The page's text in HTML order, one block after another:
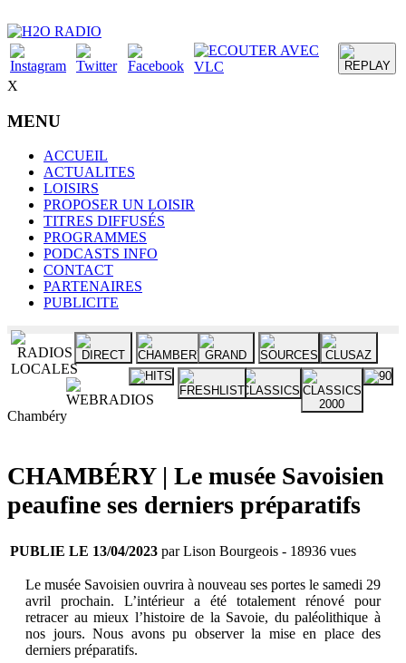
X
MENU
ACCUEIL
ACTUALITES
LOISIRS
PROPOSER UN LOISIR
TITRES DIFFUSÉS
PROGRAMMES
PODCASTS INFO
CONTACT
PARTENAIRES
PUBLICITE
Chambéry
CHAMBÉRY | Le musée Savoisien
peaufine ses derniers préparatifs
PUBLIE LE 13/04/2023 par Lison Bourgeois - 18936 vues
Le musée Savoisien ouvrira à nouveau ses portes le samedi 29
avril prochain. L’intérieur a été totalement rénové pour
retracer au mieux l’histoire de la Savoie, du paléolithique à
nos jours. Nous avons pu observer la mise en place des
derniers préparatifs.